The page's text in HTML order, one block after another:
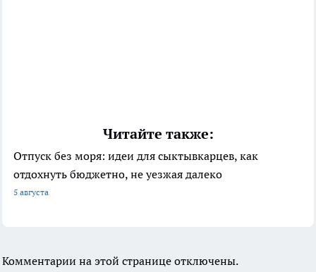
Читайте также:
Отпуск без моря: идеи для сыктывкарцев, как
отдохнуть бюджетно, не уезжая далеко
5 августа
Комментарии на этой странице отключены.